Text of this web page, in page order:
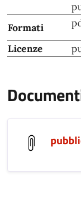
Formati
Licenze